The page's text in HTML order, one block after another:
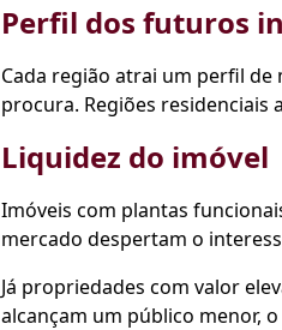
Perfil dos futuros
Cada região atrai um perfil de
procura. Regiões residenciais
Liquidez do imóvel
Imóveis com plantas
mercado despertam o
Já propriedades com valor
alcançam um público menor,